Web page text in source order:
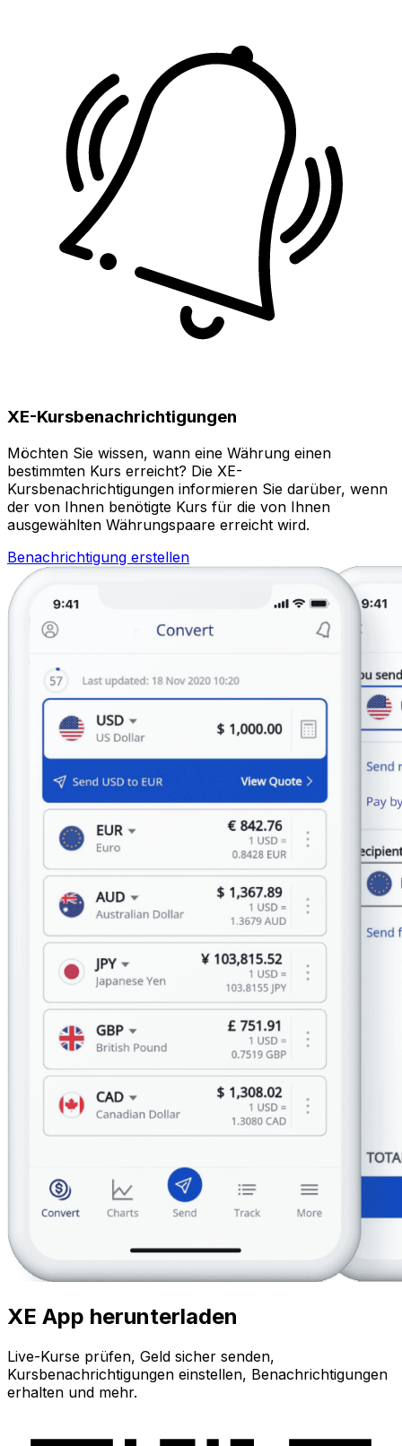
XE-Kursbenachrichtigungen
Möchten Sie wissen, wann eine Währung einen
bestimmten Kurs erreicht? Die XE-
Kursbenachrichtigungen informieren Sie darüber, wenn
der von Ihnen benötigte Kurs für die von Ihnen
ausgewählten Währungspaare erreicht wird.
Benachrichtigung erstellen
XE App herunterladen
Live-Kurse prüfen, Geld sicher senden,
Kursbenachrichtigungen einstellen, Benachrichtigungen
erhalten und mehr.